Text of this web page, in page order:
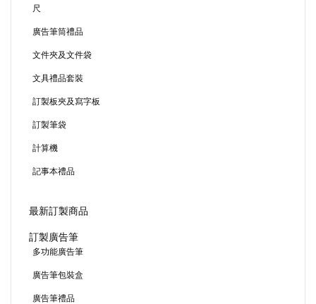
尺
廣告筆筒禮品
文件夾及文件袋
文具禮品套裝
訂製板夾及寫字板
訂製筆袋
計算機
記事本禮品
最新訂製商品
訂製廣告筆
多功能廣告筆
廣告筆包裝盒
廣告筆禮品